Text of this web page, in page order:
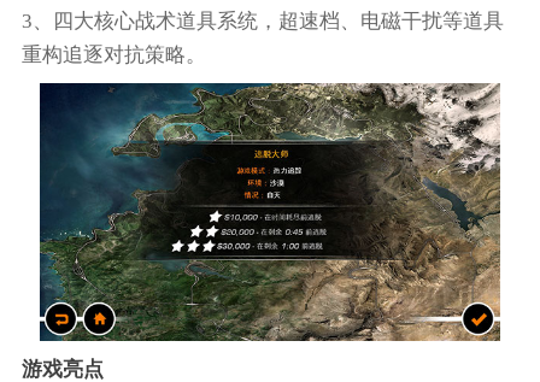
3、四大核心战术道具系统，超速档、电磁干扰等道具
重构追逐对抗策略。
游戏亮点